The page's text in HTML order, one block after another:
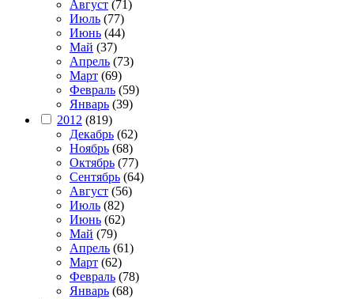
Август (71)
Июль (77)
Июнь (44)
Май (37)
Апрель (73)
Март (69)
Февраль (59)
Январь (39)
2012 (819)
Декабрь (62)
Ноябрь (68)
Октябрь (77)
Сентябрь (64)
Август (56)
Июль (82)
Июнь (62)
Май (79)
Апрель (61)
Март (62)
Февраль (78)
Январь (68)